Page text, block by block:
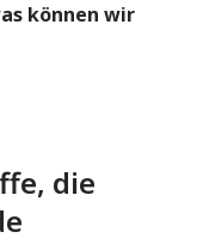
können wir
die